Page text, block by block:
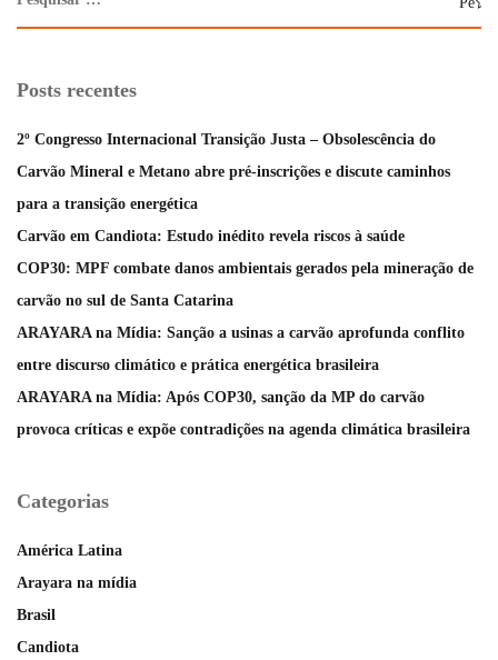
Posts recentes
2º Congresso Internacional Transição Justa – Obsolescência do
Carvão Mineral e Metano abre pré-inscrições e discute caminhos
para a transição energética
Carvão em Candiota: Estudo inédito revela riscos à saúde
COP30: MPF combate danos ambientais gerados pela mineração de
carvão no sul de Santa Catarina
ARAYARA na Mídia: Sanção a usinas a carvão aprofunda conflito
entre discurso climático e prática energética brasileira
ARAYARA na Mídia: Após COP30, sanção da MP do carvão
provoca críticas e expõe contradições na agenda climática brasileira
Categorias
América Latina
Arayara na mídia
Brasil
Candiota